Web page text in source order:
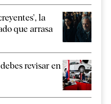
la
que arrasa
revisar en